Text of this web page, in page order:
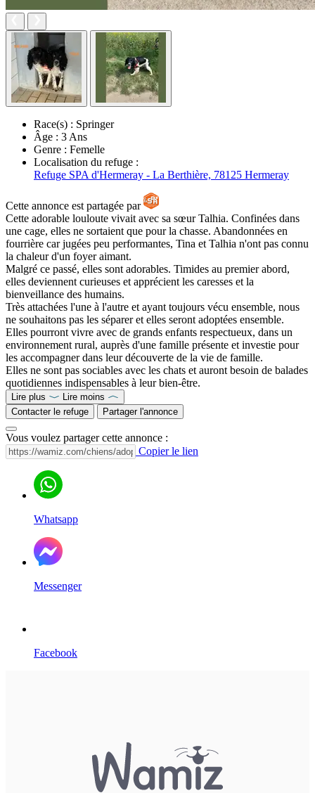
Race(s) : Springer
Âge : 3 Ans
Genre : Femelle
Localisation du refuge :
Refuge SPA d'Hermeray - La Berthière, 78125 Hermeray
Cette annonce est partagée par
Cette adorable louloute vivait avec sa sœur Talhia. Confinées dans
une cage, elles ne sortaient que pour la chasse. Abandonnées en
fourrière car jugées peu performantes, Tina et Talhia n'ont pas connu
la chaleur d'un foyer aimant.
Malgré ce passé, elles sont adorables. Timides au premier abord,
elles deviennent curieuses et apprécient les caresses et la
bienveillance des humains.
Très attachées l'une à l'autre et ayant toujours vécu ensemble, nous
ne souhaitons pas les séparer et elles seront adoptées ensemble.
Elles pourront vivre avec de grands enfants respectueux, dans un
environnement rural, auprès d'une famille présente et investie pour
les accompagner dans leur découverte de la vie de famille.
Elles ne sont pas sociables avec les chats et auront besoin de balades
quotidiennes indispensables à leur bien-être.
Lire plus
Lire moins
Contacter le refuge
Partager l'annonce
Vous voulez partager cette annonce :
Copier le lien
Whatsapp
Messenger
Facebook